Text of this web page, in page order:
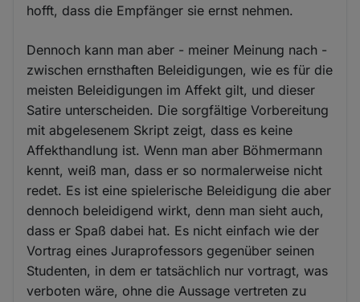
hofft, dass die Empfänger sie ernst nehmen.
Dennoch kann man aber - meiner Meinung nach -
zwischen ernsthaften Beleidigungen, wie es für die
meisten Beleidigungen im Affekt gilt, und dieser
Satire unterscheiden. Die sorgfältige Vorbereitung
mit abgelesenem Skript zeigt, dass es keine
Affekthandlung ist. Wenn man aber Böhmermann
kennt, weiß man, dass er so normalerweise nicht
redet. Es ist eine spielerische Beleidigung die aber
dennoch beleidigend wirkt, denn man sieht auch,
dass er Spaß dabei hat. Es nicht einfach wie der
Vortrag eines Juraprofessors gegenüber seinen
Studenten, in dem er tatsächlich nur vortragt, was
verboten wäre, ohne die Aussage vertreten zu